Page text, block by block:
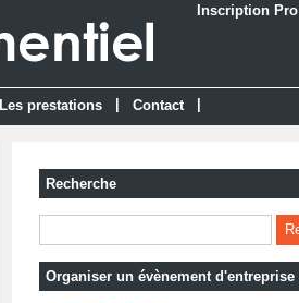
Inscription Pro
Les prestations Contact
Recherche
Organiser un évènement d'entreprise